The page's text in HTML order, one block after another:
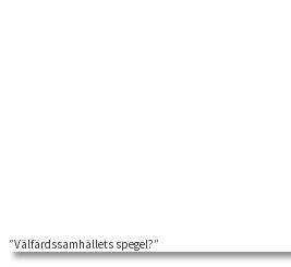
”Välfärdssamhällets spegel?”